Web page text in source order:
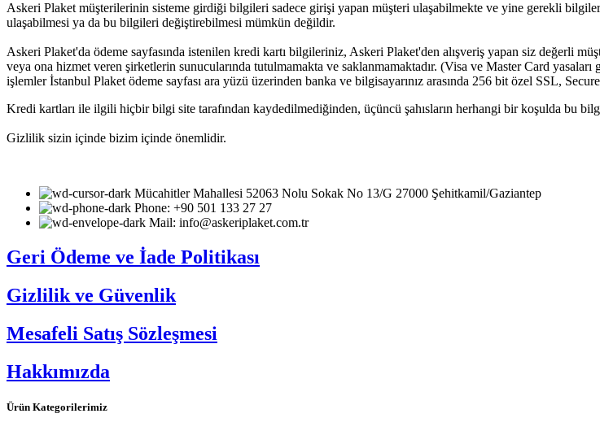
Askeri Plaket müşterilerinin sisteme girdiği bilgileri sadece girişi yapan müşteri ulaşabilmekte ve yine gerekli
ulaşabilmesi ya da bu bilgileri değiştirebilmesi mümkün değildir.
Askeri Plaket'da ödeme sayfasında istenilen kredi kartı bilgileriniz, Askeri Plaket'den alışveriş yapan siz değerli
veya ona hizmet veren şirketlerin sunucularında tutulmamakta ve saklanmamaktadır. (Visa ve Master Card
işlemler İstanbul Plaket ödeme sayfası ara yüzü üzerinden banka ve bilgisayarınız arasında 256 bit özel SSL,
Kredi kartları ile ilgili hiçbir bilgi site tarafından kaydedilmediğinden, üçüncü şahısların herhangi bir koşulda bu
Gizlilik sizin içinde bizim içinde önemlidir.
Mücahitler Mahallesi 52063 Nolu Sokak No 13/G 27000 Şehitkamil/Gaziantep
Phone: +90 501 133 27 27
Mail: info@askeriplaket.com.tr
Geri Ödeme ve İade Politikası
Gizlilik ve Güvenlik
Mesafeli Satış Sözleşmesi
Hakkımızda
Ürün Kategorilerimiz